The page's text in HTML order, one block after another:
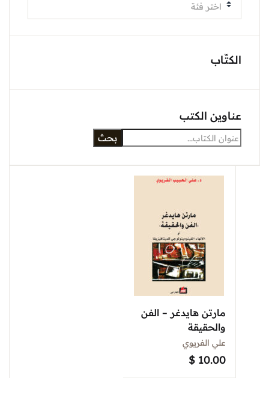
مارتن هايدغر – الفن
والحقيقة
علي الفريوي
$ 10.00
اختر فئة
الكتّاب
عناوين الكتب
بحث